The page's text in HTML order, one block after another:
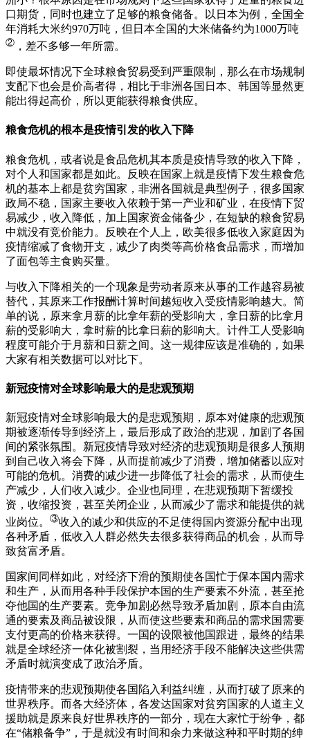
口期货，同时也建立了足够的粮食储备。以日本为例，全国全
年消耗大米约970万吨，但日本全国的大米储备约为1000万吨
② ，差不多够一年所需。
即使最坏情况下全球粮食贸易受到严重限制，那么在市场规制
支配下也会是价高者得，相比于非洲各国日本、韩国等显然更
能出得起高价，所以更能获得粮食供应。
粮食危机的根本是疫情引发的收入下降
粮食危机，或者说是食品危机其本质是疫情导致的收入下降，
对个人和国家都是如此。反映在国家上就是疫情下发生粮食危
机的基本上都是贫穷国家，非洲各国就是典型例子，很多国家
政局不稳，国家主要收入依赖于第一产业和矿业，在疫情下贸
易减少，收入降低，加上国家资金储备少，在短缺的粮食贸易
中就没有竞价能力。反映在个人上，欧美很多低收入家庭因为
疫情缩减了食物开支，减少了肉类等高价格食品需求，而增加
了面包等主食购买量。
与收入下降相关的一个现象是劳动者原来从事的工作越容易被
替代，其原来工作报酬计算时间越短收入受疫情影响越大。简
单的说，原来拿月薪的比拿年薪的受影响大，拿日薪的比拿月
薪的受影响大，拿时薪的比拿日薪的影响大。计件工人受影响
程度可能介于月薪和日薪之间。这一规律应该是准确的，如果
大家有相关数据可以对比下。
新冠疫情对全球影响最大的是悲观预期
新冠疫情对全球影响最大的是悲观预期，原本对健康的悲观预
期被逐渐传导到经济上，最后形成了政治的悲观，加剧了各国
间的紧张氛围。新冠疫情导致对经济的悲观预期是很多人预期
到自己收入将会下降，从而提前减少了消费，增加储蓄以应对
可能的危机。消费的减少进一步降低了社会的需求，从而使生
产减少，人们收入减少。企业也同理，在悲观预期下暂缓投
资，收缩投资，甚至关闭企业，从而减少了需求和能提供的就
业岗位。 ③收入的减少和供应的不足使得国内资源分配中出现
各种矛盾，低收入人群必然失去很多获得商品的机会，从而导
致贫富矛盾。
国家间同样如此，对经济下滑的预期使各国忙于保本国内需求
和生产，从而用各种手段保护本国的生产要素不外流，甚至抢
夺他国的生产要素。竞争加剧必然导致矛盾加剧，原本自由流
通的要素及商品被设限，从而使这些要素和商品的需求国需要
支付更高的价格来获得。一国的设限被他国跟进，最终的结果
就是全球经济一体化被割裂，当用经济手段不能解决这些供需
矛盾时就演变成了政治矛盾。
疫情带来的悲观预期使各国陷入利益纠缠，从而打破了原来的
世界秩序。而各大经济体，各发达国家对贫穷国家的人道主义
援助就是原来良好世界秩序的一部分，现在大家忙于纷争，都
在“储粮备争”，于是就没有时间和余力来做这种和平时期的绅